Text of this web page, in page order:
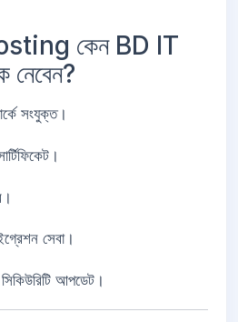
কেন BD IT
সংযুক্ত।
সেবা।
আপডেট।